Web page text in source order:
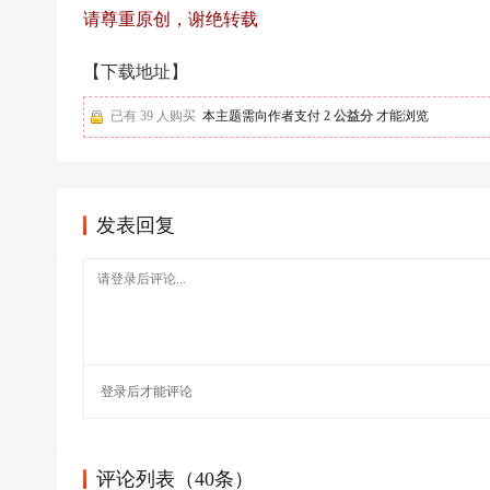
请尊重原创，谢绝转载
【下载地址】
已有 39 人购买 本主题需向作者支付 2 公益分 才能浏览
发表回复
登录后才能评论
评论列表（40条）